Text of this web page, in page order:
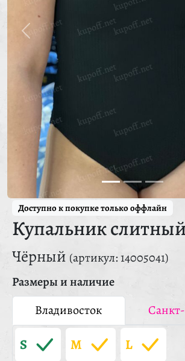
Доступно к покупке только оффлайн
Купальник слитный
Чёрный (артикул: 14005041)
Размеры и наличие
Владивосток
S M L